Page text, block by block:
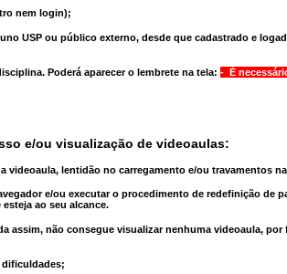
nem login);
USP ou público externo, desde que cadastrado e
. Poderá aparecer o lembrete na tela: - É
e/ou visualização de videoaulas:
videoaula, lentidão no carregamento e/ou travamentos
e/ou executar o procedimento de redefinição de
esteja ao seu alcance.
assim, não consegue visualizar nenhuma videoaula,
dificuldades;